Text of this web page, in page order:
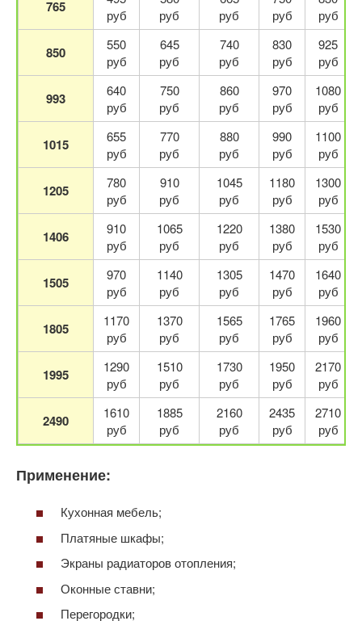
765
руб
руб
руб
руб
руб
850
550
руб
645
руб
740
руб
830
руб
925
руб
993
640
руб
750
руб
860
руб
970
руб
1080
руб
1015
655
руб
770
руб
880
руб
990
руб
1100
руб
1205
780
руб
910
руб
1045
руб
1180
руб
1300
руб
1406
910
руб
1065
руб
1220
руб
1380
руб
1530
руб
1505
970
руб
1140
руб
1305
руб
1470
руб
1640
руб
1805
1170
руб
1370
руб
1565
руб
1765
руб
1960
руб
1995
1290
руб
1510
руб
1730
руб
1950
руб
2170
руб
2490
1610
руб
1885
руб
2160
руб
2435
руб
2710
руб
Применение:
Кухонная мебель;
Платяные шкафы;
Экраны радиаторов отопления;
Оконные ставни;
Перегородки;